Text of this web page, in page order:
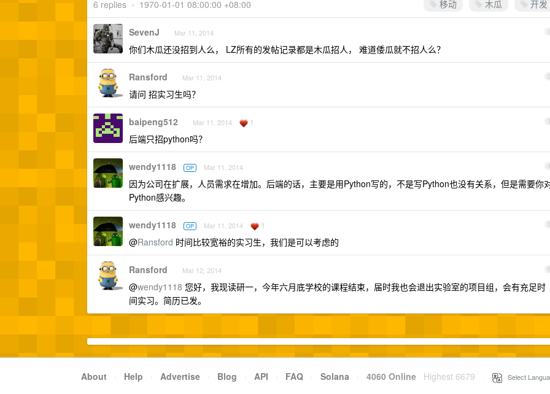
移动 木瓜 开发
6 replies • 1970-01-01 08:00:00 +08:00
1
SevenJ Mar 11, 2014
你们木瓜还没招到人么， LZ所有的发帖记录都是木瓜招人， 难道倭瓜就不招人么？
2
Ransford Mar 11, 2014
请问 招实习生吗？
3
baipeng512 Mar 11, 2014 1
后端只招python吗？
4
wendy1118 OP Mar 11, 2014
因为公司在扩展，人员需求在增加。后端的话，主要是用Python写的，不是写Python也没有关系，但是需要你
Python感兴趣。
5
wendy1118 OP Mar 11, 2014 1
@Ransford 时间比较宽裕的实习生，我们是可以考虑的
6
Ransford Mar 12, 2014
@wendy1118 您好，我现读研一，今年六月底学校的课程结束，届时我也会退出实验室的项目组，会有充足时
间实习。简历已发。
About · Help · Advertise · Blog · API · FAQ · Solana · 4060 Online Highest 6679 Select